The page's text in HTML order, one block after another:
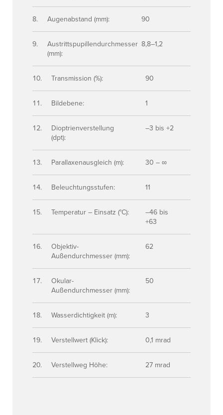
Augenabstand (mm): 90
Austrittspupillendurchmesser
(mm):
8,8–1,2
Transmission (%): 90
Bildebene: 1
Dioptrienverstellung
(dpt):
–3 bis +2
Parallaxenausgleich (m): 30 – ∞
Beleuchtungsstufen: 11
Temperatur – Einsatz (°C):
–46 bis
+63
Objektiv-
Außendurchmesser (mm):
62
Okular-
Außendurchmesser (mm):
50
Wasserdichtigkeit (m): 3
Verstellwert (Klick): 0,1 mrad
Verstellweg Höhe: 27 mrad